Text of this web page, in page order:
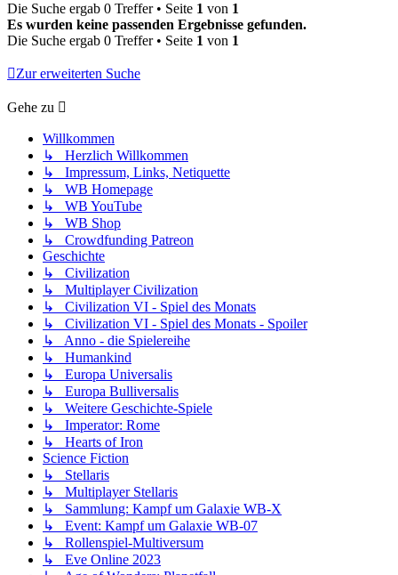
Die Suche ergab 0 Treffer • Seite 1 von 1
Es wurden keine passenden Ergebnisse gefunden.
Die Suche ergab 0 Treffer • Seite 1 von 1
Zur erweiterten Suche
Gehe zu
Willkommen
↳ Herzlich Willkommen
↳ Impressum, Links, Netiquette
↳ WB Homepage
↳ WB YouTube
↳ WB Shop
↳ Crowdfunding Patreon
Geschichte
↳ Civilization
↳ Multiplayer Civilization
↳ Civilization VI - Spiel des Monats
↳ Civilization VI - Spiel des Monats - Spoiler
↳ Anno - die Spielereihe
↳ Humankind
↳ Europa Universalis
↳ Europa Bulliversalis
↳ Weitere Geschichte-Spiele
↳ Imperator: Rome
↳ Hearts of Iron
Science Fiction
↳ Stellaris
↳ Multiplayer Stellaris
↳ Sammlung: Kampf um Galaxie WB-X
↳ Event: Kampf um Galaxie WB-07
↳ Rollenspiel-Multiversum
↳ Eve Online 2023